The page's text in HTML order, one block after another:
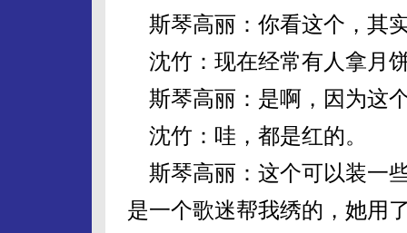
斯琴高丽：你看这个，其
沈竹：现在经常有人拿月
斯琴高丽：是啊，因为这
沈竹：哇，都是红的。
斯琴高丽：这个可以装一
是一个歌迷帮我绣的，她用